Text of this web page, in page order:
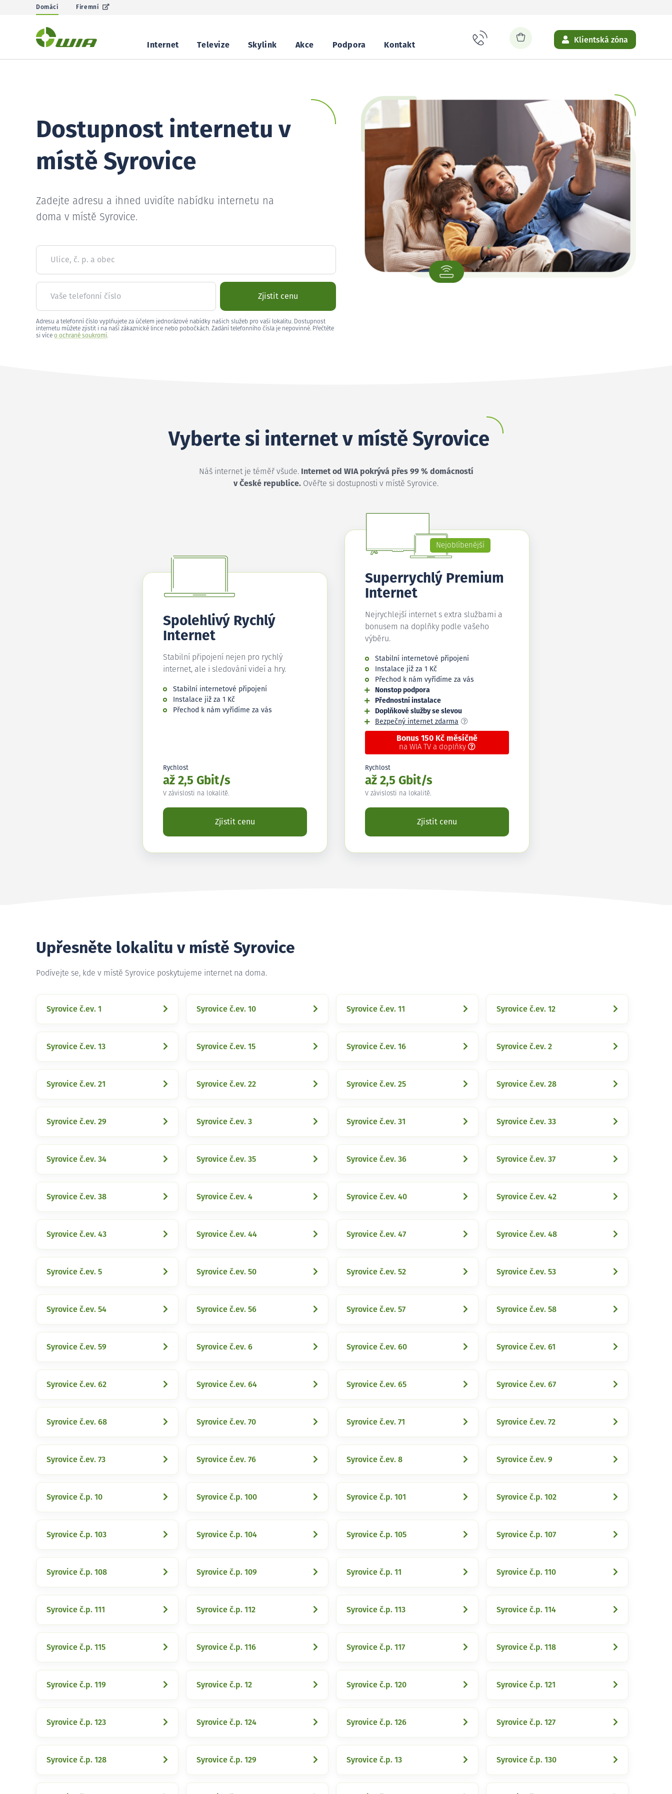
Domácí Firemní
Internet Televize Skylink Akce Podpora Kontakt
Klientská zóna
Dostupnost internetu v
místě Syrovice
Zadejte adresu a ihned uvidíte nabídku internetu na
doma v místě Syrovice.
Ulice, č. p. a obec
Vaše telefonní číslo Zjistit cenu
Adresu a telefonní číslo vyplňujete za účelem jednorázové nabídky našich služeb pro vaši lokalitu. Dostupnost
internetu můžete zjistit i na naší zákaznické lince nebo pobočkách. Zadání telefonního čísla je nepovinné. Přečtěte
si více o ochraně soukromí.
Vyberte si internet v místě Syrovice
Náš internet je téměř všude.
Internet od WIA pokrývá přes 99 % domácností
v České republice. Ověřte si dostupnosti v místě Syrovice.
Spolehlivý Rychlý
Internet
Stabilní připojení nejen pro rychlý
internet, ale i sledování videí a hry.
Stabilní internetové připojení
Instalace již za 1 Kč
Přechod k nám vyřídíme za vás
Rychlost
až 2,5 Gbit/s
V závislosti na lokalitě.
Zjistit cenu
Nejoblíbenější
Superrychlý Premium
Internet
Nejrychlejší internet s extra službami a
bonusem na doplňky podle vašeho
výběru.
Stabilní internetové připojení
Instalace již za 1 Kč
Přechod k nám vyřídíme za vás
Nonstop podpora
Přednostní instalace
Doplňkové služby se slevou
Bezpečný internet zdarma
Bonus 150 Kč měsíčně
na WIA TV a doplňky
Rychlost
až 2,5 Gbit/s
V závislosti na lokalitě.
Zjistit cenu
Upřesněte lokalitu v místě Syrovice
Podívejte se, kde v místě Syrovice poskytujeme internet na doma.
Syrovice č.ev. 1 Syrovice č.ev. 10 Syrovice č.ev. 11 Syrovice č.ev. 12
Syrovice č.ev. 13 Syrovice č.ev. 15 Syrovice č.ev. 16 Syrovice č.ev. 2
Syrovice č.ev. 21 Syrovice č.ev. 22 Syrovice č.ev. 25 Syrovice č.ev. 28
Syrovice č.ev. 29 Syrovice č.ev. 3 Syrovice č.ev. 31 Syrovice č.ev. 33
Syrovice č.ev. 34 Syrovice č.ev. 35 Syrovice č.ev. 36 Syrovice č.ev. 37
Syrovice č.ev. 38 Syrovice č.ev. 4 Syrovice č.ev. 40 Syrovice č.ev. 42
Syrovice č.ev. 43 Syrovice č.ev. 44 Syrovice č.ev. 47 Syrovice č.ev. 48
Syrovice č.ev. 5 Syrovice č.ev. 50 Syrovice č.ev. 52 Syrovice č.ev. 53
Syrovice č.ev. 54 Syrovice č.ev. 56 Syrovice č.ev. 57 Syrovice č.ev. 58
Syrovice č.ev. 59 Syrovice č.ev. 6 Syrovice č.ev. 60 Syrovice č.ev. 61
Syrovice č.ev. 62 Syrovice č.ev. 64 Syrovice č.ev. 65 Syrovice č.ev. 67
Syrovice č.ev. 68 Syrovice č.ev. 70 Syrovice č.ev. 71 Syrovice č.ev. 72
Syrovice č.ev. 73 Syrovice č.ev. 76 Syrovice č.ev. 8 Syrovice č.ev. 9
Syrovice č.p. 10 Syrovice č.p. 100 Syrovice č.p. 101 Syrovice č.p. 102
Syrovice č.p. 103 Syrovice č.p. 104 Syrovice č.p. 105 Syrovice č.p. 107
Syrovice č.p. 108 Syrovice č.p. 109 Syrovice č.p. 11 Syrovice č.p. 110
Syrovice č.p. 111 Syrovice č.p. 112 Syrovice č.p. 113 Syrovice č.p. 114
Syrovice č.p. 115 Syrovice č.p. 116 Syrovice č.p. 117 Syrovice č.p. 118
Syrovice č.p. 119 Syrovice č.p. 12 Syrovice č.p. 120 Syrovice č.p. 121
Syrovice č.p. 123 Syrovice č.p. 124 Syrovice č.p. 126 Syrovice č.p. 127
Syrovice č.p. 128 Syrovice č.p. 129 Syrovice č.p. 13 Syrovice č.p. 130